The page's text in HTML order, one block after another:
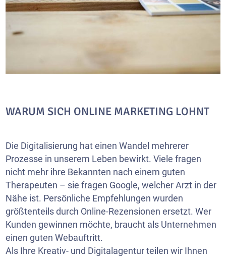
WARUM SICH ONLINE MARKETING LOHNT
Die Digitalisierung hat einen Wandel mehrerer
Prozesse in unserem Leben bewirkt. Viele fragen
nicht mehr ihre Bekannten nach einem guten
Therapeuten – sie fragen Google, welcher Arzt in der
Nähe ist. Persönliche Empfehlungen wurden
größtenteils durch Online-Rezensionen ersetzt. Wer
Kunden gewinnen möchte, braucht als Unternehmen
einen guten Webauftritt.
Als Ihre Kreativ- und Digitalagentur teilen wir Ihnen